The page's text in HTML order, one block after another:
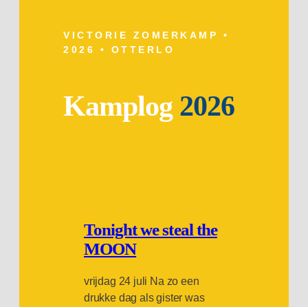
VICTORIE ZOMERKAMP •
2026 • OTTERLO
Kamplog 2026
Tonight we steal the
MOON
vrijdag 24 juli Na zo een
drukke dag als gister was